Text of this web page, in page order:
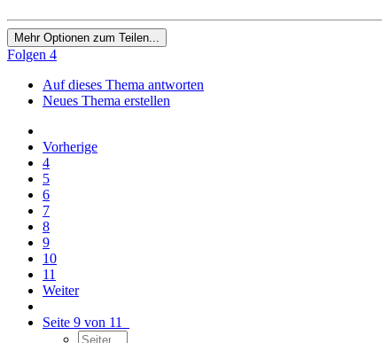
Mehr Optionen zum Teilen...
Folgen 4
Auf dieses Thema antworten
Neues Thema erstellen
Vorherige
4
5
6
7
8
9
10
11
Weiter
Seite 9 von 11